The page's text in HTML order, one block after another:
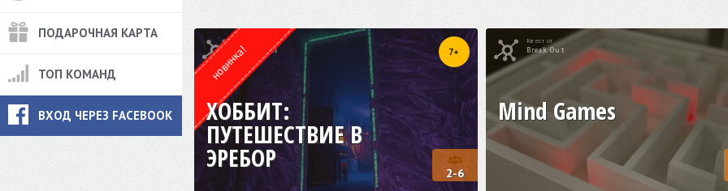
ПОДАРОЧНАЯ КАРТА
ТОП КОМАНД
ВХОД ЧЕРЕЗ FACEBOOK
SideQuests
новинка! 7+
2-6
ХОББИТ:
ПУТЕШЕСТВИЕ В
ЭРЕБОР
Квест от
Break Out
Mind Games